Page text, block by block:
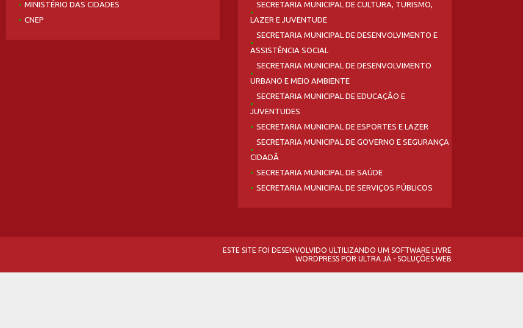
MINISTÉRIO DAS CIDADES
CNEP
SECRETARIA MUNICIPAL DE CULTURA, TURISMO,
LAZER E JUVENTUDE
SECRETARIA MUNICIPAL DE DESENVOLVIMENTO E
ASSISTÊNCIA SOCIAL
SECRETARIA MUNICIPAL DE DESENVOLVIMENTO
URBANO E MEIO AMBIENTE
SECRETARIA MUNICIPAL DE EDUCAÇÃO E
JUVENTUDES
SECRETARIA MUNICIPAL DE ESPORTES E LAZER
SECRETARIA MUNICIPAL DE GOVERNO E SEGURANÇA
CIDADÃ
SECRETARIA MUNICIPAL DE SAÚDE
SECRETARIA MUNICIPAL DE SERVIÇOS PÚBLICOS
ESTE SITE FOI DESENVOLVIDO ULTILIZANDO UM SOFTWARE LIVRE
WORDPRESS POR ULTRA JÁ - SOLUÇÕES WEB